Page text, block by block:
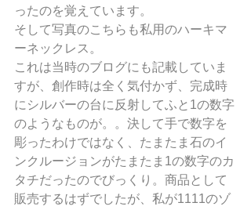
ったのを覚えています。
そして写真のこちらも私用のハーキマ
ーネックレス。
これは当時のブログにも記載していま
すが、創作時は全く気付かず、完成時
にシルバーの台に反射してふと1の数字
のようなものが。。決して手で数字を
彫ったわけではなく、たまたま石のイ
ンクルージョンがたまたま1の数字のカ
タチだったのでびっくり。商品として
販売するはずでしたが、私が1111のゾ